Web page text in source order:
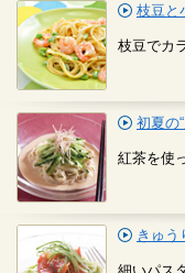
枝豆と
枝豆でカ
初夏の
紅茶を使
きゅう